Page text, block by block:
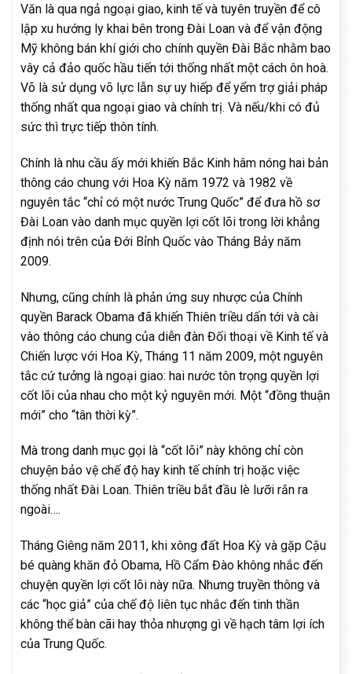
Văn là qua ngả ngoại giao, kinh tế và tuyên truyền để cô
lập xu hướng ly khai bên trong Đài Loan và để vận động
Mỹ không bán khí giới cho chính quyền Đài Bắc nhằm bao
vây cả đảo quốc hầu tiến tới thống nhất một cách ôn hoà.
Võ là sử dụng võ lực lẫn sự uy hiếp để yểm trợ giải pháp
thống nhất qua ngoại giao và chính trị. Và nếu/khi có đủ
sức thì trực tiếp thôn tính.
Chính là nhu cầu ấy mới khiến Bắc Kinh hâm nóng hai bản
thông cáo chung với Hoa Kỳ năm 1972 và 1982 về
nguyên tắc “chỉ có một nước Trung Quốc” để đưa hồ sơ
Đài Loan vào danh mục quyền lợi cốt lõi trong lời khẳng
định nói trên của Đới Bỉnh Quốc vào Tháng Bảy năm
2009.
Nhưng, cũng chính là phản ứng suy nhược của Chính
quyền Barack Obama đã khiến Thiên triều dấn tới và cài
vào thông cáo chung của diễn đàn Đối thoại về Kinh tế và
Chiến lược với Hoa Kỳ, Tháng 11 năm 2009, một nguyên
tắc cứ tưởng là ngoại giao: hai nước tôn trọng quyền lợi
cốt lõi của nhau cho một kỷ nguyên mới. Một “đồng thuận
mới” cho “tân thời kỳ”.
Mà trong danh mục gọi là “cốt lõi” này không chỉ còn
chuyện bảo vệ chế độ hay kinh tế chính trị hoặc việc
thống nhất Đài Loan. Thiên triều bắt đầu lè lưỡi rắn ra
ngoài….
Tháng Giêng năm 2011, khi xông đất Hoa Kỳ và gặp Cậu
bé quàng khăn đỏ Obama, Hồ Cẩm Đào không nhắc đến
chuyện quyền lợi cốt lõi này nữa. Nhưng truyền thông và
các “học giả” của chế độ liên tục nhắc đến tinh thần
không thể bàn cãi hay thỏa nhượng gì về hạch tâm lợi ích
của Trung Quốc.